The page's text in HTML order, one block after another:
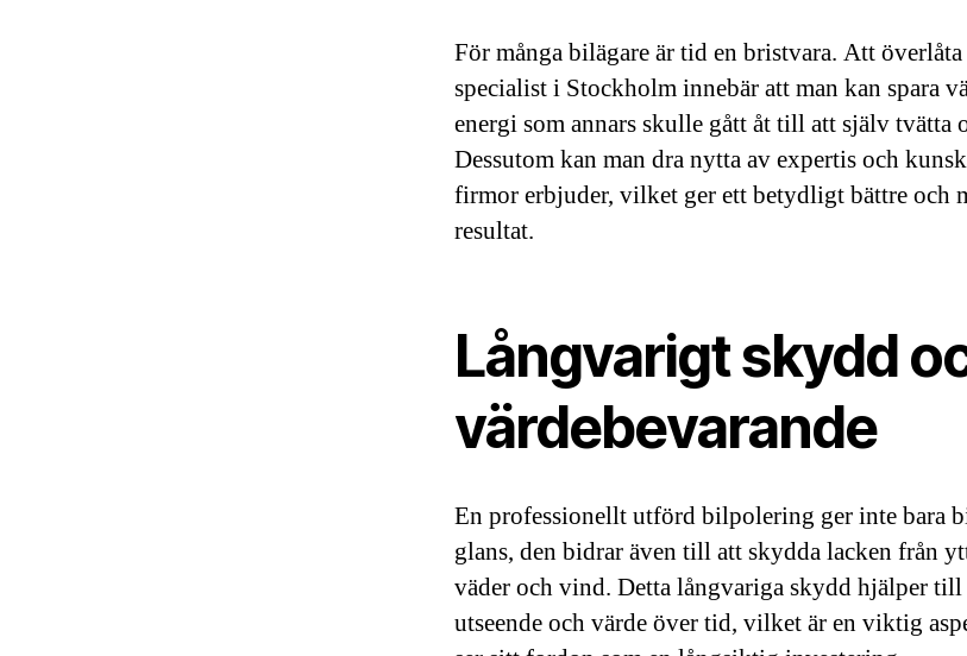
För många bilägare är tid en bristvara. Att
specialist i Stockholm innebär att man kan spara
energi som annars skulle gått åt till att själv tvätta
Dessutom kan man dra nytta av expertis och
firmor erbjuder, vilket ger ett betydligt bättre och
resultat.
Långvarigt skydd
värdebevarande
En professionellt utförd bilpolering ger inte bara
glans, den bidrar även till att skydda lacken från
väder och vind. Detta långvariga skydd hjälper till
utseende och värde över tid, vilket är en viktig